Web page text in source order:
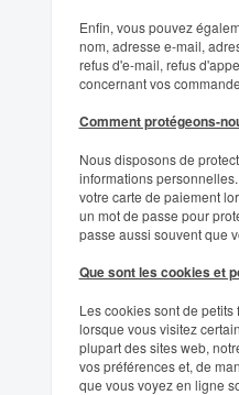
Enfin, vous pouvez
nom, adresse e-mail,
refus d'e-mail, refus
concernant vos
Comment protégeons-
Nous disposons de
informations
votre carte de paiement
un mot de passe pour
passe aussi souvent que
Que sont les cookies et
Les cookies sont de
lorsque vous visitez
plupart des sites web,
vos préférences et, de
que vous voyez en ligne